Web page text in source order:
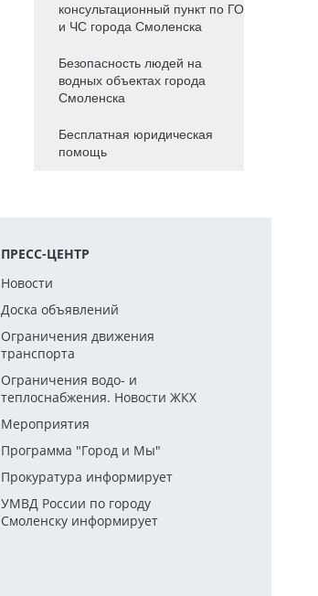
консультационный пункт по ГО
и ЧС города Смоленска
Безопасность людей на
водных объектах города
Смоленска
Бесплатная юридическая
помощь
ПРЕСС-ЦЕНТР
Новости
Доска объявлений
Ограничения движения
транспорта
Ограничения водо- и
теплоснабжения. Новости ЖКХ
Мероприятия
Программа "Город и Мы"
Прокуратура информирует
УМВД России по городу
Смоленску информирует